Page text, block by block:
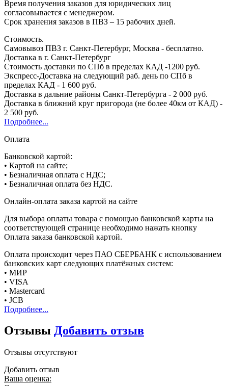
Время получения заказов для юридических лиц
согласовывается с менеджером.
Срок хранения заказов в ПВЗ – 15 рабочих дней.
Стоимость.
Самовывоз ПВЗ г. Санкт-Петербург, Москва - бесплатно.
Доставка в г. Санкт-Петербург
Стоимость доставки по СПб в пределах КАД -1200 руб.
Экспресс-Доставка на следующий раб. день по СПб в
пределах КАД - 1 600 руб.
Доставка в дальние районы Санкт-Петербурга - 2 000 руб.
Доставка в ближний круг пригорода (не более 40км от КАД) -
2 500 руб.
Подробнее...
Оплата
Банковской картой:
• Картой на сайте;
• Безналичная оплата с НДС;
• Безналичная оплата без НДС.
Онлайн-оплата заказа картой на сайте
Для выбора оплаты товара с помощью банковской карты на
соответствующей странице необходимо нажать кнопку
Оплата заказа банковской картой.
Оплата происходит через ПАО СБЕРБАНК с использованием
банковских карт следующих платёжных систем:
• МИР
• VISA
• Mastercard
• JCB
Подробнее...
Отзывы Добавить отзыв
Отзывы отсутствуют
Добавить отзыв
Ваша оценка: